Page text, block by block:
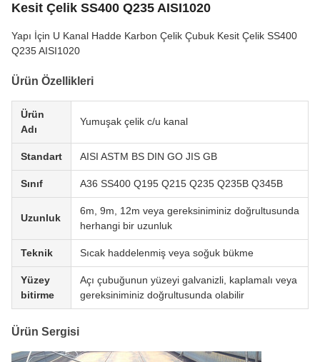
Kesit Çelik SS400 Q235 AISI1020
Yapı İçin U Kanal Hadde Karbon Çelik Çubuk Kesit Çelik SS400
Q235 AISI1020
Ürün Özellikleri
Ürün
Adı
Yumuşak çelik c/u kanal
Standart AISI ASTM BS DIN GO JIS GB
Sınıf A36 SS400 Q195 Q215 Q235 Q235B Q345B
Uzunluk
6m, 9m, 12m veya gereksiniminiz doğrultusunda
herhangi bir uzunluk
Teknik Sıcak haddelenmiş veya soğuk bükme
Yüzey
bitirme
Açı çubuğunun yüzeyi galvanizli, kaplamalı veya
gereksiniminiz doğrultusunda olabilir
Ürün Sergisi